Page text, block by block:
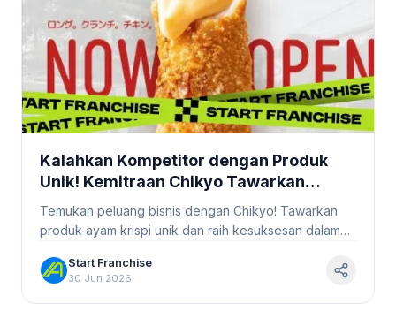
Kalahkan Kompetitor dengan Produk
Unik! Kemitraan Chikyo Tawarkan
Sistem Bisnis yang Teruji
#StartFranchise
Temukan peluang bisnis dengan Chikyo! Tawarkan
produk ayam krispi unik dan raih kesuksesan dalam
Start Franchise
30 Jun 2026